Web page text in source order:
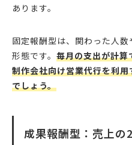
あります。
固定報酬型は、関わった人
形態です。 毎月の支出が計算
制作会社向け営業代行を利
でしょう。
成果報酬型：売上の